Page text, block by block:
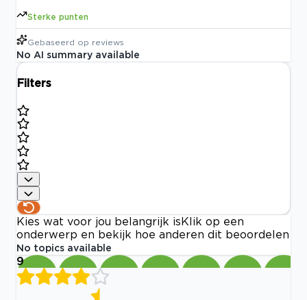
Sterke punten
Gebaseerd op reviews
No AI summary available
Filters
Kies wat voor jou belangrijk is Klik op een
onderwerp en bekijk hoe anderen dit beoordelen
No topics available
9